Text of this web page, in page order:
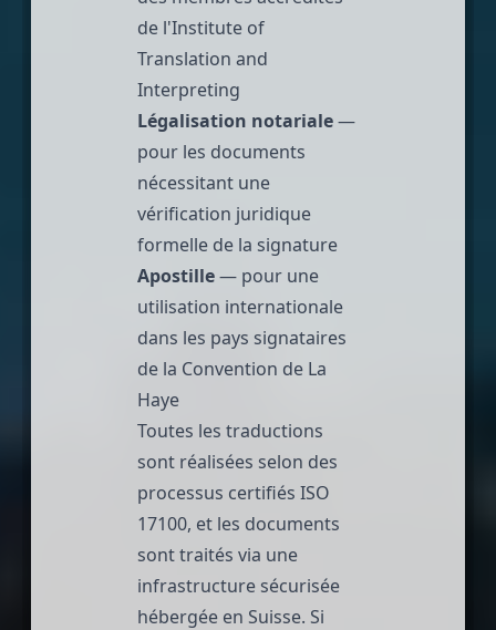
de l'Institute of
Translation and
Interpreting
Légalisation notariale—
pour les documents
nécessitant une
vérification juridique
formelle de la signature
Apostille— pour une
utilisation internationale
dans les pays signataires
de la Convention de La
Haye
Toutes les traductions
sont réalisées selon des
processus certifiés ISO
17100, et les documents
sont traités via une
infrastructure sécurisée
hébergée en Suisse. Si